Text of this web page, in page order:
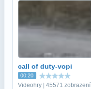
call of duty-vopi
00:20
Videohry | 45571 zobrazení